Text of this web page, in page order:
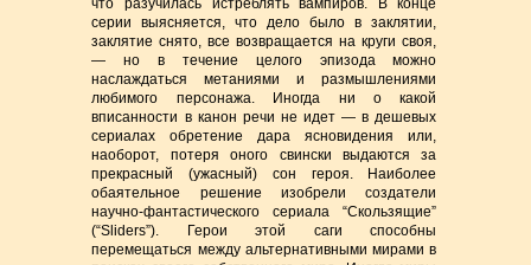
что разучилась истреблять вампиров. В конце
серии выясняется, что дело было в заклятии,
заклятие снято, все возвращается на круги своя,
— но в течение целого эпизода можно
наслаждаться метаниями и размышлениями
любимого персонажа. Иногда ни о какой
вписанности в канон речи не идет — в дешевых
сериалах обретение дара ясновидения или,
наоборот, потеря оного свински выдаются за
прекрасный (ужасный) сон героя. Наиболее
обаятельное решение изобрели создатели
научно-фантастического сериала “Скользящие”
(“Sliders”). Герои этой саги способны
перемещаться между альтернативными мирами в